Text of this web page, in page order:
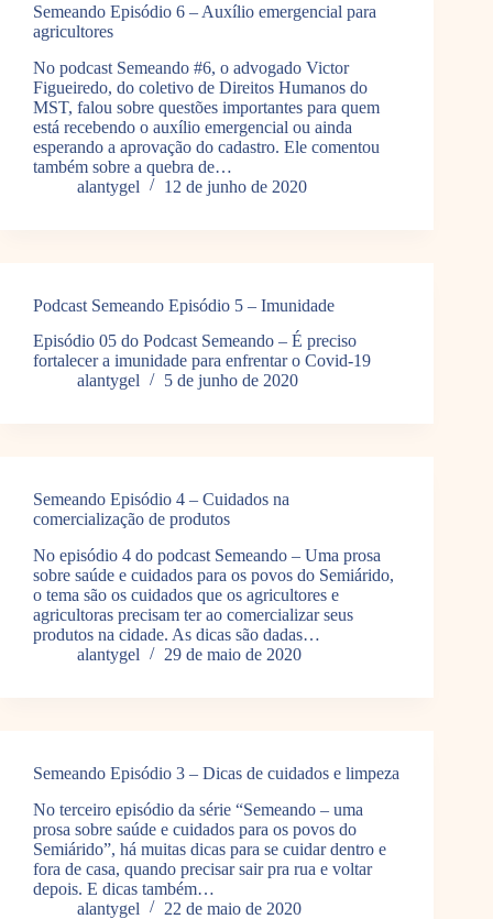
Semeando Episódio 6 – Auxílio emergencial para
agricultores
No podcast Semeando #6, o advogado Victor
Figueiredo, do coletivo de Direitos Humanos do
MST, falou sobre questões importantes para quem
está recebendo o auxílio emergencial ou ainda
esperando a aprovação do cadastro. Ele comentou
também sobre a quebra de…
alantygel
12 de junho de 2020
Podcast Semeando Episódio 5 – Imunidade
Episódio 05 do Podcast Semeando – É preciso
fortalecer a imunidade para enfrentar o Covid-19
alantygel
5 de junho de 2020
Semeando Episódio 4 – Cuidados na
comercialização de produtos
No episódio 4 do podcast Semeando – Uma prosa
sobre saúde e cuidados para os povos do Semiárido,
o tema são os cuidados que os agricultores e
agricultoras precisam ter ao comercializar seus
produtos na cidade. As dicas são dadas…
alantygel
29 de maio de 2020
Semeando Episódio 3 – Dicas de cuidados e limpeza
No terceiro episódio da série “Semeando – uma
prosa sobre saúde e cuidados para os povos do
Semiárido”, há muitas dicas para se cuidar dentro e
fora de casa, quando precisar sair pra rua e voltar
depois. E dicas também…
alantygel
22 de maio de 2020